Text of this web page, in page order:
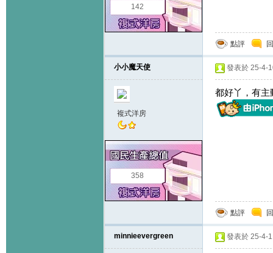
142
點評
小小魔天使
複式洋房
358
發表於 25-4-
都好丫，有主
點評
minnieevergreen 發表於 25-4-